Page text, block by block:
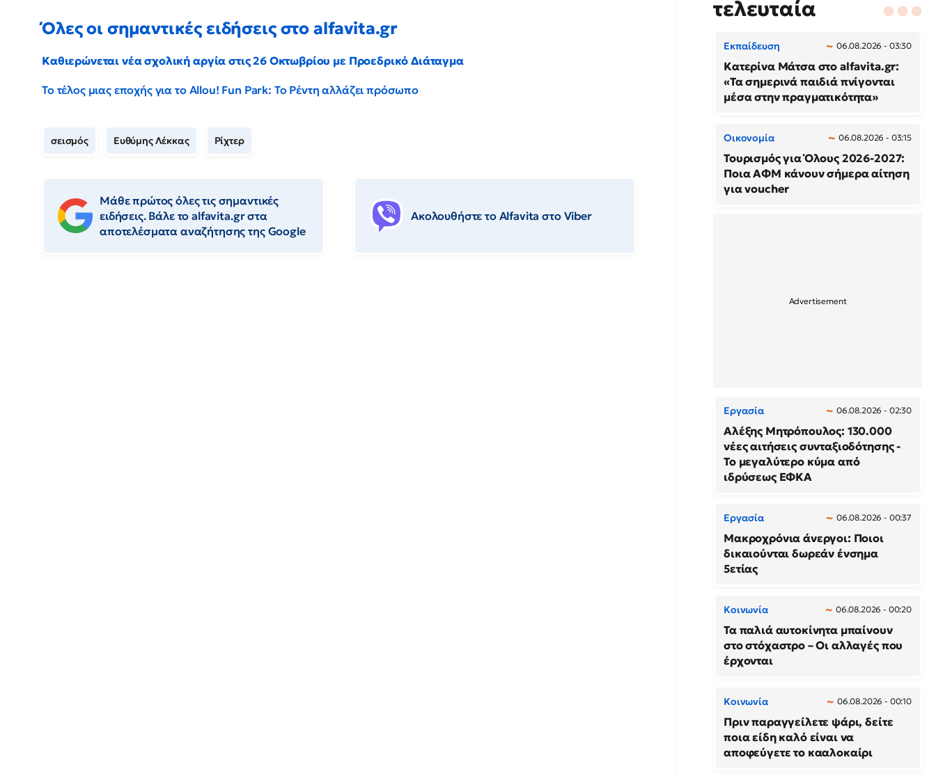
Όλες οι σημαντικές ειδήσεις στο alfavita.gr
Καθιερώνεται νέα σχολική αργία στις 26 Οκτωβρίου με Προεδρικό Διάταγμα
Το τέλος μιας εποχής για το Allou! Fun Park: Το Ρέντη αλλάζει πρόσωπο
σεισμός Ευθύμης Λέκκας Ρίχτερ
Μάθε πρώτος όλες τις σημαντικές
ειδήσεις. Βάλε το alfavita.gr στα
αποτελέσματα αναζήτησης της Google
Ακολουθήστε το Αlfavita στο Viber
τελευταία
Εκπαίδευση 06.08.2026 - 03:30
Κατερίνα Μάτσα στο alfavita.gr:
«Τα σημερινά παιδιά πνίγονται
μέσα στην πραγματικότητα»
Οικονομία 06.08.2026 - 03:15
Τουρισμός για Όλους 2026-2027:
Ποια ΑΦΜ κάνουν σήμερα αίτηση
για voucher
Εργασία 06.08.2026 - 02:30
Αλέξης Μητρόπουλος: 130.000
νέες αιτήσεις συνταξιοδότησης -
Το μεγαλύτερο κύμα από
ιδρύσεως ΕΦΚΑ
Εργασία 06.08.2026 - 00:37
Μακροχρόνια άνεργοι: Ποιοι
δικαιούνται δωρεάν ένσημα
5ετίας
Κοινωνία 06.08.2026 - 00:20
Τα παλιά αυτοκίνητα μπαίνουν
στο στόχαστρο – Οι αλλαγές που
έρχονται
Κοινωνία 06.08.2026 - 00:10
Πριν παραγγείλετε ψάρι, δείτε
ποια είδη καλό είναι να
αποφεύγετε το κααλοκαίρι